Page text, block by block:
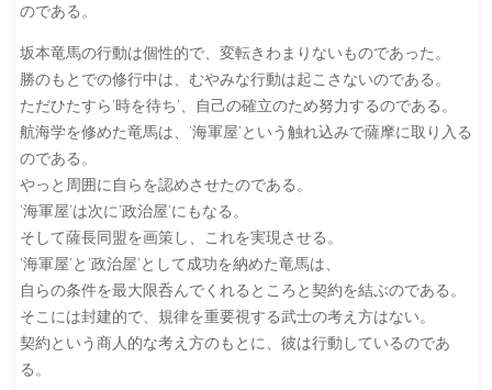
のである。
坂本竜馬の行動は個性的で、変転きわまりないものであった。
勝のもとでの修行中は、むやみな行動は起こさないのである。
ただひたすら’時を待ち’、自己の確立のため努力するのである。
航海学を修めた竜馬は、’海軍屋’という触れ込みで薩摩に取り入る
のである。
やっと周囲に自らを認めさせたのである。
’海軍屋’は次に’政治屋’にもなる。
そして薩長同盟を画策し、これを実現させる。
’海軍屋’と’政治屋’として成功を納めた竜馬は、
自らの条件を最大限呑んでくれるところと契約を結ぶのである。
そこには封建的で、規律を重要視する武士の考え方はない。
契約という商人的な考え方のもとに、彼は行動しているのであ
る。